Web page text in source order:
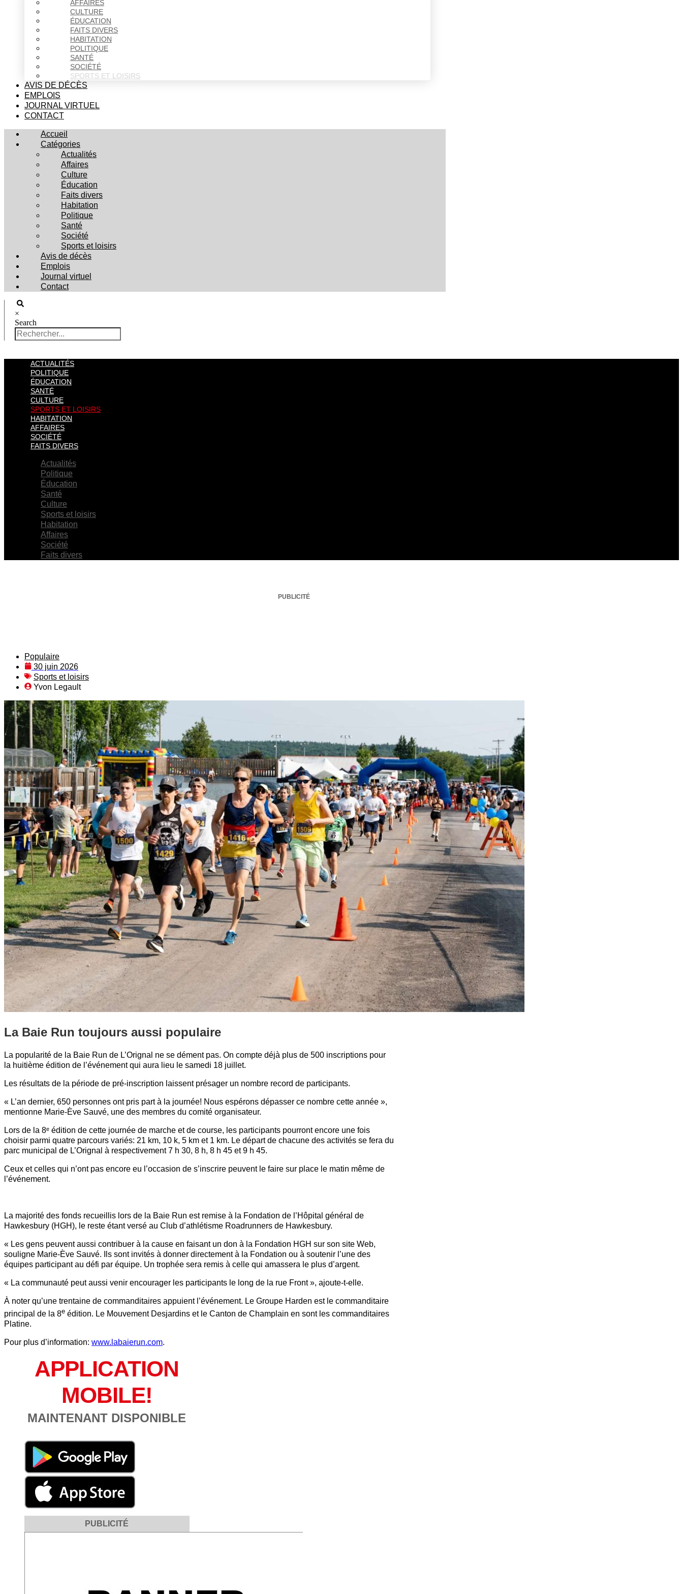
AFFAIRES
CULTURE
ÉDUCATION
FAITS DIVERS
HABITATION
POLITIQUE
SANTÉ
SOCIÉTÉ
SPORTS ET LOISIRS
AVIS DE DÉCÈS
EMPLOIS
JOURNAL VIRTUEL
CONTACT
Accueil
Catégories
Actualités
Affaires
Culture
Éducation
Faits divers
Habitation
Politique
Santé
Société
Sports et loisirs
Avis de décès
Emplois
Journal virtuel
Contact
×
Search
ACTUALITÉS
POLITIQUE
ÉDUCATION
SANTÉ
CULTURE
SPORTS ET LOISIRS
HABITATION
AFFAIRES
SOCIÉTÉ
FAITS DIVERS
Actualités
Politique
Éducation
Santé
Culture
Sports et loisirs
Habitation
Affaires
Société
Faits divers
PUBLICITÉ
Populaire
30 juin 2026
Sports et loisirs
Yvon Legault
La Baie Run toujours aussi populaire
La popularité de la Baie Run de L’Orignal ne se dément pas. On compte déjà plus de 500 inscriptions pour
la huitième édition de l’événement qui aura lieu le samedi 18 juillet.
Les résultats de la période de pré‑inscription laissent présager un nombre record de participants.
« L’an dernier, 650 personnes ont pris part à la journée! Nous espérons dépasser ce nombre cette année »,
mentionne Marie-Ève Sauvé, une des membres du comité organisateur.
Lors de la 8ᵉ édition de cette journée de marche et de course, les participants pourront encore une fois
choisir parmi quatre parcours variés: 21 km, 10 k, 5 km et 1 km. Le départ de chacune des activités se fera du
parc municipal de L’Orignal à respectivement 7 h 30, 8 h, 8 h 45 et 9 h 45.
Ceux et celles qui n’ont pas encore eu l’occasion de s’inscrire peuvent le faire sur place le matin même de
l’événement.
La majorité des fonds recueillis lors de la Baie Run est remise à la Fondation de l’Hôpital général de
Hawkesbury (HGH), le reste étant versé au Club d’athlétisme Roadrunners de Hawkesbury.
« Les gens peuvent aussi contribuer à la cause en faisant un don à la Fondation HGH sur son site Web,
souligne Marie‑Ève Sauvé. Ils sont invités à donner directement à la Fondation ou à soutenir l’une des
équipes participant au défi par équipe. Un trophée sera remis à celle qui amassera le plus d’argent.
« La communauté peut aussi venir encourager les participants le long de la rue Front », ajoute-t-elle.
À noter qu’une trentaine de commanditaires appuient l’événement. Le Groupe Harden est le commanditaire
principal de la 8e édition. Le Mouvement Desjardins et le Canton de Champlain en sont les commanditaires
Platine.
Pour plus d’information: www.labaierun.com.
APPLICATION
MOBILE!
MAINTENANT DISPONIBLE
PUBLICITÉ